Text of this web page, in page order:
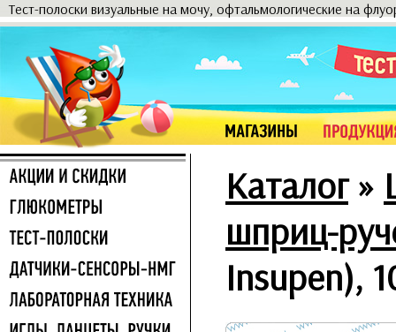
Тест-полоски визуальные на мочу, офтальмологические на
Каталог»
шприц-
Insupen),